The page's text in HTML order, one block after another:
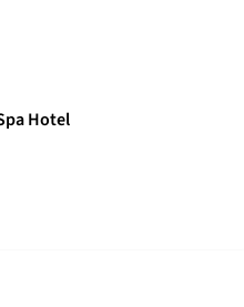
Hotel